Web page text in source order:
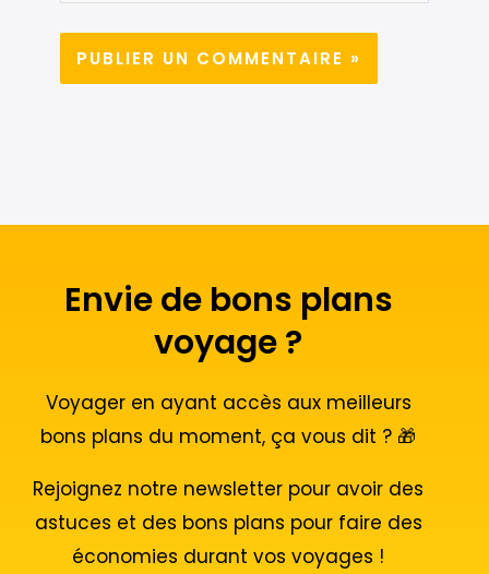
Envie de bons plans
voyage ?
Voyager en ayant accès aux meilleurs
bons plans du moment, ça vous dit ? 🎁
Rejoignez notre newsletter pour avoir des
astuces et des bons plans pour faire des
économies durant vos voyages !